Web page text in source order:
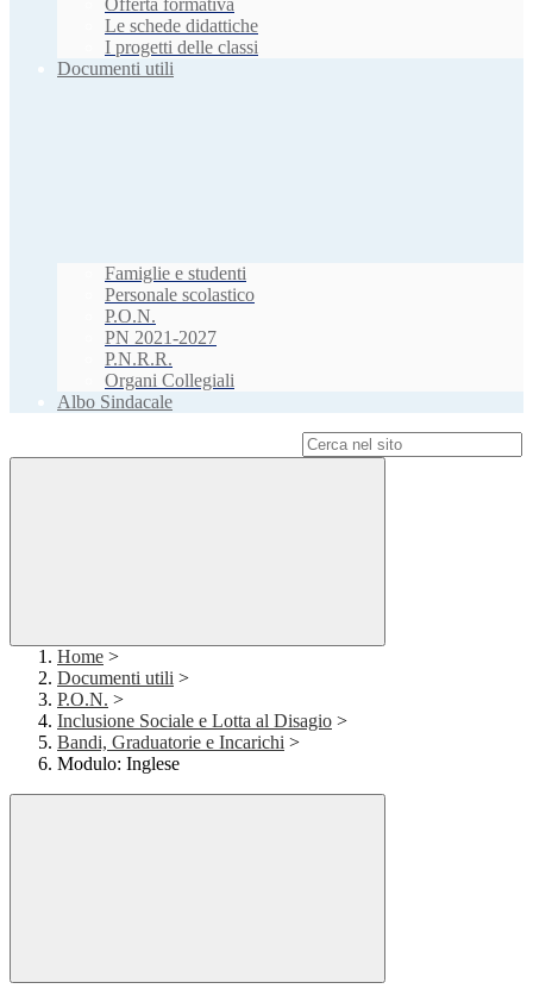
Offerta formativa
Le schede didattiche
I progetti delle classi
Documenti utili
Famiglie e studenti
Personale scolastico
P.O.N.
PN 2021-2027
P.N.R.R.
Organi Collegiali
Albo Sindacale
Home >
Documenti utili >
P.O.N. >
Inclusione Sociale e Lotta al Disagio >
Bandi, Graduatorie e Incarichi >
Modulo: Inglese